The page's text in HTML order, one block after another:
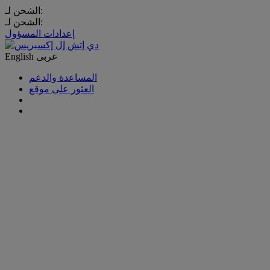
الشحن لـ:
الشحن لـ:
إعدادات المسؤول
English عربى
المساعدة والدعم
العثور على موقع